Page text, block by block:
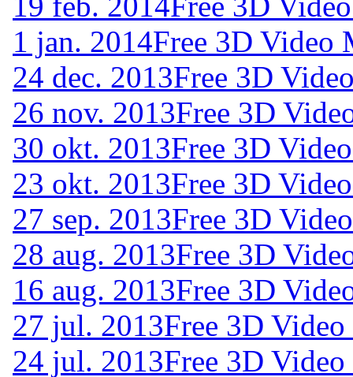
1 jan. 2014Free 3D Video
24 dec. 2013Free 3D
26 nov. 2013Free 3D
30 okt. 2013Free 3D
23 okt. 2013Free 3D
27 sep. 2013Free 3D
28 aug. 2013Free 3D
16 aug. 2013Free 3D
27 jul. 2013Free 3D
24 jul. 2013Free 3D